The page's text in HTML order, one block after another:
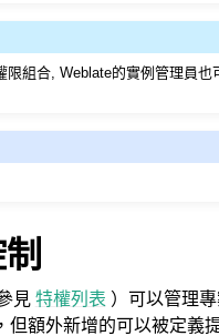
限組合, Weblate的實例管理員
見 特權列表 ）可以管理
額外新增的可以被定義